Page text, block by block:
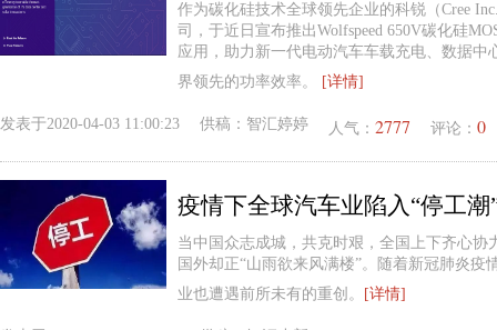
作为碳化硅技术全球领先企业的科锐（Cree
司，于近日宣布推出Wolfspeed 650V碳化硅
应用，助力新一代电动汽车车载充电、数据
界领先的功率效率。
[详情]
发表于2020-04-03 11:00:23 供稿： 智汇婷婷 人气： 2777 评论： 0
疫情下全球汽车业陷入“停工潮
当中国众志成城，共克时艰，全国上下齐心协
国外却正“山雨欲来风满楼”。随着新冠肺炎
业也遭遇前所未有的重创。
[详情]